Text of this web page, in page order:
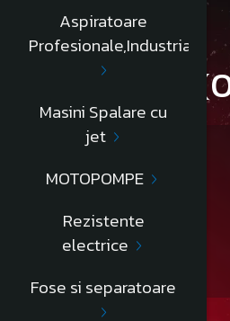
Aspiratoare
Profesionale,Industriale
Masini Spalare cu
jet
MOTOPOMPE
Rezistente
electrice
Fose si separatoare
Review-uri